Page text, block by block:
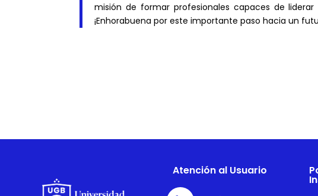
misión de formar profesionales capaces de
¡Enhorabuena por este importante paso hacia un
Atención al Usuario